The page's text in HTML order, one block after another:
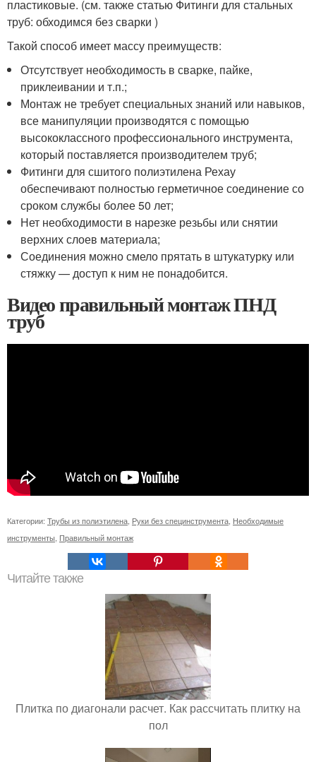
пластиковые. (см. также статью Фитинги для стальных
труб: обходимся без сварки )
Такой способ имеет массу преимуществ:
Отсутствует необходимость в сварке, пайке,
приклеивании и т.п.;
Монтаж не требует специальных знаний или навыков,
все манипуляции производятся с помощью
высококлассного профессионального инструмента,
который поставляется производителем труб;
Фитинги для сшитого полиэтилена Рехау
обеспечивают полностью герметичное соединение со
сроком службы более 50 лет;
Нет необходимости в нарезке резьбы или снятии
верхних слоев материала;
Соединения можно смело прятать в штукатурку или
стяжку — доступ к ним не понадобится.
Видео правильный монтаж ПНД
труб
Категории: Трубы из полиэтилена Руки без специнструмента Необходимые
инструменты Правильный монтаж
Читайте также
Плитка по диагонали расчет. Как рассчитать плитку на
пол